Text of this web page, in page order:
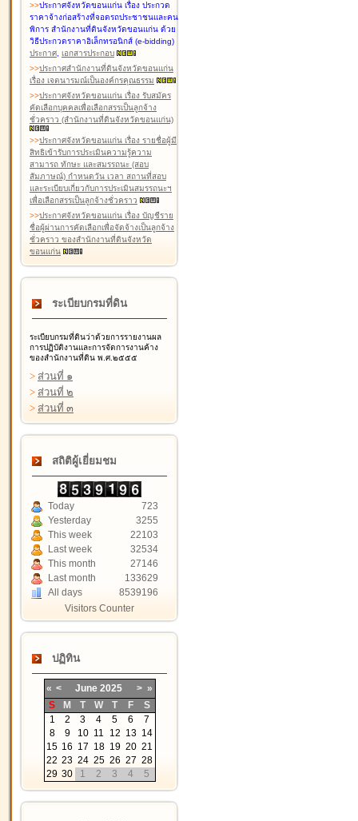
>>ประกาศจังหวัดขอนแก่น เรื่อง ประกวด
ราคาจ้างก่อสร้างที่จอดรถประชาชนและคน
พิการ สำนักงานที่ดินจังหวัดขอนแก่น ด้วย
วิธีประกวดราคาอิเล็กทรอนิกส์ (e-bidding)
ประกาศ, เอกสารประกอบ
>>ประกาศสำนักงานที่ดินจังหวัดขอนแก่น
เรื่อง เจตนารมณ์เป็นองค์กรคุณธรรม
>>ประกาศจังหวัดขอนแก่น เรื่อง รับสมัคร
คัดเลือกบุคคลเพื่อเลือกสรรเป็นลูกจ้าง
ชั่วคราว (สำนักงานที่ดินจังหวัดขอนแก่น)
>>ประกาศจังหวัดขอนแก่น เรื่อง รายชื่อผู้มี
สิทธิเข้ารับการประเมินความรู้ความ
สามารถ ทักษะ และสมรรถนะ (สอบ
สัมภาษณ์) กำหนดวัน เวลา สถานที่สอบ
และระเบียบเกี่ยวกับการประเมินสมรรถนะฯ
เพื่อเลือกสรรเป็นลูกจ้างชั่วคราว
>>ประกาศจังหวัดขอนแก่น เรื่อง บัญชีราย
ชื่อผู้ผ่านการคัดเลือกเพื่อจัดจ้างเป็นลูกจ้าง
ชั่วคราว ของสำนักงานที่ดินจังหวัด
ขอนแก่น
ระเบียบกรมที่ดิน
ระเบียบกรมที่ดินว่าด้วยการรายงานผล
การปฏิบัติงานและการจัดการงานค้าง
ของสำนักงานที่ดิน พ.ศ.๒๕๕๕
> ส่วนที่ ๑
> ส่วนที่ ๒
> ส่วนที่ ๓
สถิติผู้เยี่ยมชม
Today
723
Yesterday
3255
This week
22103
Last week
32534
This month
27146
Last month
133629
All days
8539196
Visitors Counter
ปฏิทิน
« < June 2025 > »
S
M T W T F
S
1
2 3 4 5 6
7
8
9 10 11 12 13 14
15 16 17 18 19 20 21
22 23 24 25 26 27 28
29 30 1 2 3 4 5